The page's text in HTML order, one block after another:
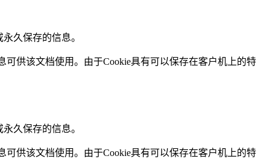
久保存的信息。
可供该文档使用。由于Cookie具有可以保存在客户机上的特
久保存的信息。
可供该文档使用。由于Cookie具有可以保存在客户机上的特